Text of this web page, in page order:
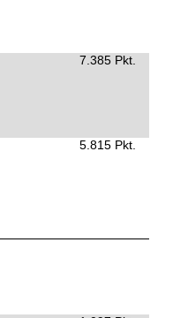
7.385 Pkt.
5.815 Pkt.